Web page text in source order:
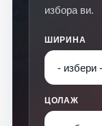
избора ви.
ШИРИНА
ЦОЛАЖ